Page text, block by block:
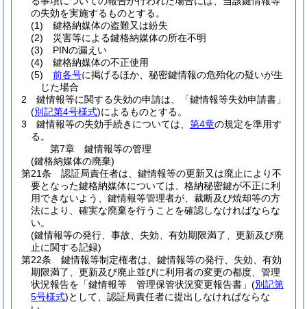
の失効を実施するものとする。
(1)
鍵格納媒体の盗難又は紛失
(2)
災害等による鍵格納媒体の所在不明
(3)
PINの漏えい
(4)
鍵格納媒体の不正使用
(5)
前各号に掲げるほか、秘密鍵情報の危殆化の疑いが生
じた場合
2
鍵情報等に関する失効の申請は、「鍵情報等失効申請書」
(別記第4号様式)によるものとする。
3
鍵情報等の失効手続きについては、 第4章の規定を準用す
る。
第7章
鍵情報等の管理
(鍵格納媒体の廃棄)
第21条
認証局責任者は、鍵情報等の更新又は廃止により不
要となった鍵格納媒体については、格納秘密鍵が不正に利
用できないよう、鍵情報等管理者が、裁断及び焼却等の方
法により、確実な廃棄を行うことを確認しなければならな
い。
(鍵情報等の発行、事故、失効、有効期限満了、更新及び廃
止に関する記録)
第22条
鍵情報等制定権者は、鍵情報等の発行、失効、有効
期限満了、更新及び廃止並びに利用者の変更の都度、管理
状況報告を「鍵情報等 管理保管状況変更報告書」 (別記第
5号様式)として、認証局責任者に提出しなければならな